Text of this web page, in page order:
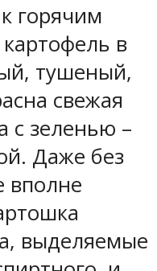
горячим
в
тушеный,
свежая
с зеленью –
Даже без
вполне
выделяемые